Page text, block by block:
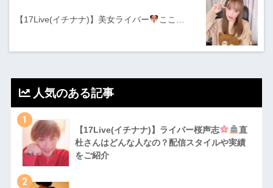
【17Live(イチナナ)】美女ライバー ここ…
人気のある記事
1
【17Live(イチナナ)】ライバー桜声志
直
杜さんはどんな人なの？配信スタイルや実績
をご紹介
2